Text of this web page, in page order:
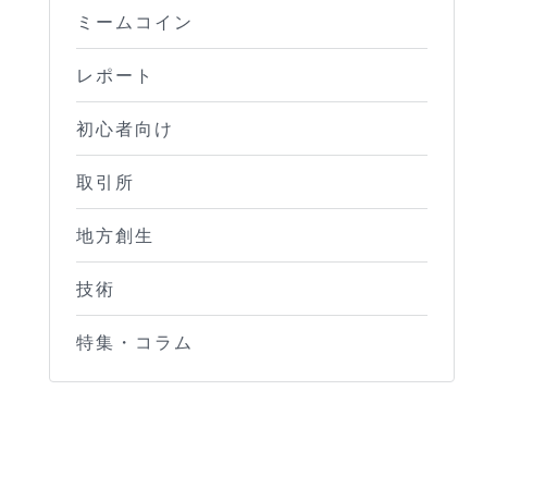
ミームコイン
レポート
初心者向け
取引所
地方創生
技術
特集・コラム